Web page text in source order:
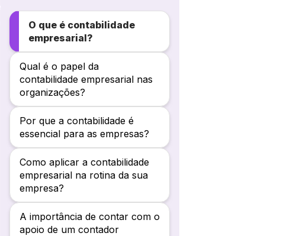
O que é contabilidade
empresarial?
Qual é o papel da
contabilidade empresarial nas
organizações?
Por que a contabilidade é
essencial para as empresas?
Como aplicar a contabilidade
empresarial na rotina da sua
empresa?
A importância de contar com o
apoio de um contador